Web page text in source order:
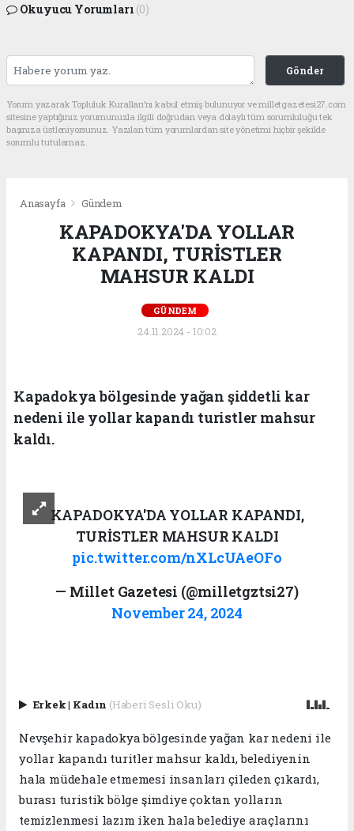
Okuyucu Yorumları (0)
Gönder
Yorum yazarak Topluluk Kuralları’nı kabul etmiş bulunuyor ve milletgazetesi27.com
sitesine yaptığınız yorumunuzla ilgili doğrudan veya dolaylı tüm sorumluluğu tek
başınıza üstleniyorsunuz. Yazılan tüm yorumlardan site yönetimi hiçbir şekilde
sorumlu tutulamaz.
Anasayfa Gündem
KAPADOKYA'DA YOLLAR
KAPANDI, TURİSTLER
MAHSUR KALDI
GÜNDEM
24.11.2024 - 10:02
Kapadokya bölgesinde yağan şiddetli kar
nedeni ile yollar kapandı turistler mahsur
kaldı.
KAPADOKYA'DA YOLLAR KAPANDI,
TURİSTLER MAHSUR KALDI
pic.twitter.com/nXLcUAeOFo
— Millet Gazetesi (@milletgztsi27)
November 24, 2024
Erkek| Kadın (Haberi Sesli Oku)
Nevşehir kapadokya bölgesinde yağan kar nedeni ile
yollar kapandı turitler mahsur kaldı, belediyenin
hala müdehale etmemesi insanları çileden çıkardı,
burası turistik bölge şimdiye çoktan yolların
temizlenmesi lazım iken hala belediye araçlarını